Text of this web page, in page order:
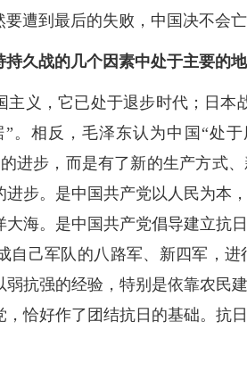
遭到最后的失败，中国决不会
久战的几个因素中处于主要的
义，它已处于退步时代；日
。相反，毛泽东认为中国“处
进步，而是有了新的生产方式
步。是中国共产党以人民为本
海。是中国共产党倡导建立抗
自己军队的八路军、新四军，
抗强的经验，特别是依靠农民
恰好作了团结抗日的基础。抗